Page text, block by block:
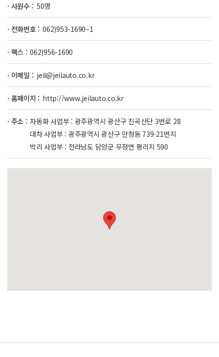
· 사원수 : 50명
· 전화번호 : 062)953-1690~1
· 팩스 : 062)956-1690
· 이메일 : jeil@jeilauto.co.kr
· 홈페이지 : http://www.jeilauto.co.kr
· 주소 : 자동화 사업부 : 광주광역시 광산구 진곡산단 3번로 28
대차 사업부 : 광주광역시 광산구 안청동 739-21번지
박리 사업부 : 전라남도 담양군 무정면 평리지 590